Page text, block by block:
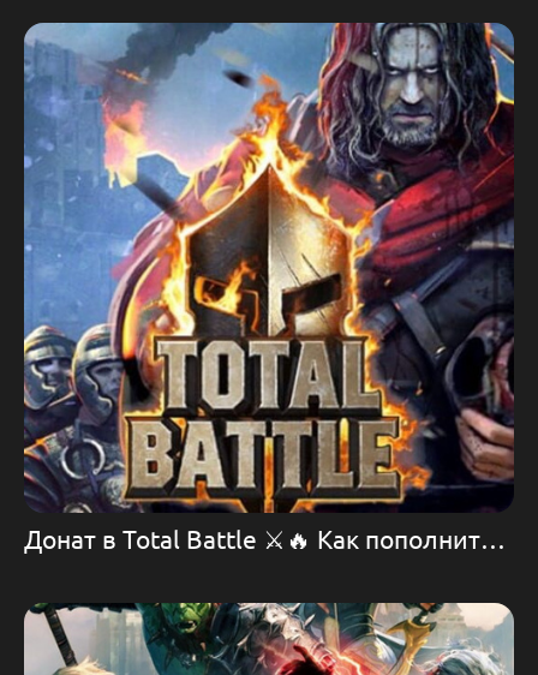
Донат в Total Battle ⚔️🔥 Как пополнить игру Total Battle 💪🛡️